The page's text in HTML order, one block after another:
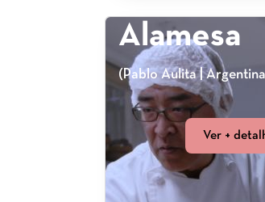
Alamesa
(Pablo Aulita |
Ver +